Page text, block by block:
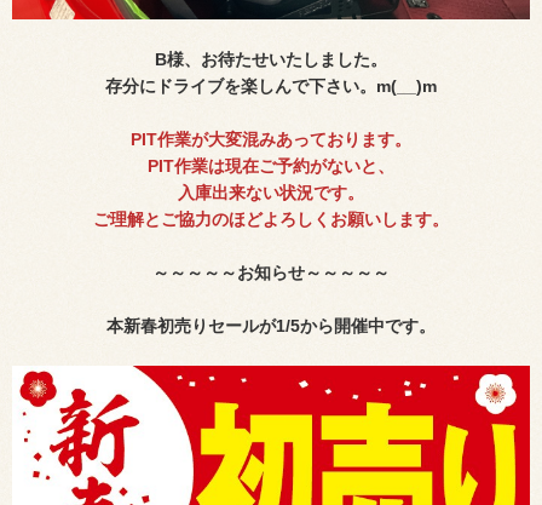
B様、お待たせいたしました。
存分にドライブを楽しんで下さい。m(__)m
PIT作業が大変混みあっております。
PIT作業は現在ご予約がないと、
入庫出来ない状況です。
ご理解とご協力のほどよろしくお願いします。
～～～～～お知らせ～～～～～
本新春初売りセールが1/5から開催中です。